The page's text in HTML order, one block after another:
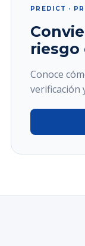
PREDICT ·
riesgo
Conoce
verificación